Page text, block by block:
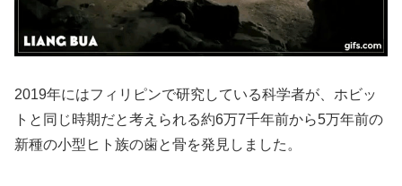
2019年にはフィリピンで研究している科学者が、ホビッ
トと同じ時期だと考えられる約6万7千年前から5万年前の
新種の小型ヒト族の歯と骨を発見しました。